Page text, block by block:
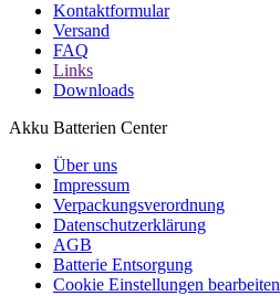
Kontaktformular
Versand
FAQ
Links
Downloads
Akku Batterien Center
Über uns
Impressum
Verpackungsverordnung
Datenschutzerklärung
AGB
Batterie Entsorgung
Cookie Einstellungen bearbeiten